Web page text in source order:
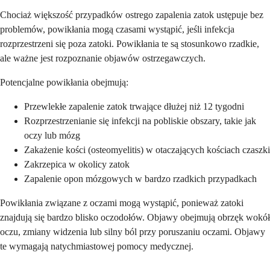
Chociaż większość przypadków ostrego zapalenia zatok ustępuje bez
problemów, powikłania mogą czasami wystąpić, jeśli infekcja
rozprzestrzeni się poza zatoki. Powikłania te są stosunkowo rzadkie,
ale ważne jest rozpoznanie objawów ostrzegawczych.
Potencjalne powikłania obejmują:
Przewlekłe zapalenie zatok trwające dłużej niż 12 tygodni
Rozprzestrzenianie się infekcji na pobliskie obszary, takie jak
oczy lub mózg
Zakażenie kości (osteomyelitis) w otaczających kościach czaszki
Zakrzepica w okolicy zatok
Zapalenie opon mózgowych w bardzo rzadkich przypadkach
Powikłania związane z oczami mogą wystąpić, ponieważ zatoki
znajdują się bardzo blisko oczodołów. Objawy obejmują obrzęk wokół
oczu, zmiany widzenia lub silny ból przy poruszaniu oczami. Objawy
te wymagają natychmiastowej pomocy medycznej.